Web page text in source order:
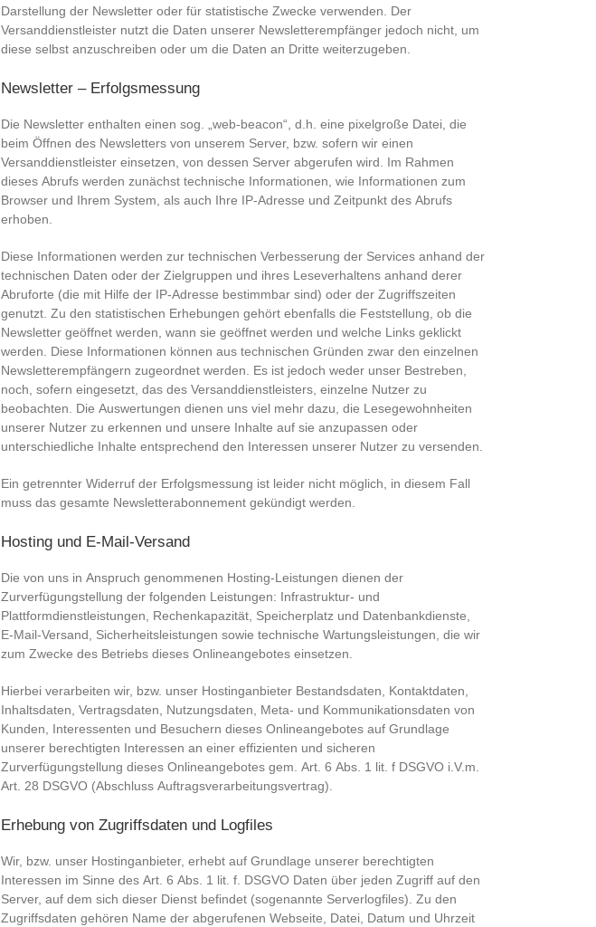
Darstellung der Newsletter oder für statistische Zwecke verwenden. Der
Versanddienstleister nutzt die Daten unserer Newsletterempfänger jedoch nicht, um
diese selbst anzuschreiben oder um die Daten an Dritte weiterzugeben.
Newsletter – Erfolgsmessung
Die Newsletter enthalten einen sog. „web-beacon“, d.h. eine pixelgroße Datei, die
beim Öffnen des Newsletters von unserem Server, bzw. sofern wir einen
Versanddienstleister einsetzen, von dessen Server abgerufen wird. Im Rahmen
dieses Abrufs werden zunächst technische Informationen, wie Informationen zum
Browser und Ihrem System, als auch Ihre IP-Adresse und Zeitpunkt des Abrufs
erhoben.
Diese Informationen werden zur technischen Verbesserung der Services anhand der
technischen Daten oder der Zielgruppen und ihres Leseverhaltens anhand derer
Abruforte (die mit Hilfe der IP-Adresse bestimmbar sind) oder der Zugriffszeiten
genutzt. Zu den statistischen Erhebungen gehört ebenfalls die Feststellung, ob die
Newsletter geöffnet werden, wann sie geöffnet werden und welche Links geklickt
werden. Diese Informationen können aus technischen Gründen zwar den einzelnen
Newsletterempfängern zugeordnet werden. Es ist jedoch weder unser Bestreben,
noch, sofern eingesetzt, das des Versanddienstleisters, einzelne Nutzer zu
beobachten. Die Auswertungen dienen uns viel mehr dazu, die Lesegewohnheiten
unserer Nutzer zu erkennen und unsere Inhalte auf sie anzupassen oder
unterschiedliche Inhalte entsprechend den Interessen unserer Nutzer zu versenden.
Ein getrennter Widerruf der Erfolgsmessung ist leider nicht möglich, in diesem Fall
muss das gesamte Newsletterabonnement gekündigt werden.
Hosting und E-Mail-Versand
Die von uns in Anspruch genommenen Hosting-Leistungen dienen der
Zurverfügungstellung der folgenden Leistungen: Infrastruktur- und
Plattformdienstleistungen, Rechenkapazität, Speicherplatz und Datenbankdienste,
E-Mail-Versand, Sicherheitsleistungen sowie technische Wartungsleistungen, die wir
zum Zwecke des Betriebs dieses Onlineangebotes einsetzen.
Hierbei verarbeiten wir, bzw. unser Hostinganbieter Bestandsdaten, Kontaktdaten,
Inhaltsdaten, Vertragsdaten, Nutzungsdaten, Meta- und Kommunikationsdaten von
Kunden, Interessenten und Besuchern dieses Onlineangebotes auf Grundlage
unserer berechtigten Interessen an einer effizienten und sicheren
Zurverfügungstellung dieses Onlineangebotes gem. Art. 6 Abs. 1 lit. f DSGVO i.V.m.
Art. 28 DSGVO (Abschluss Auftragsverarbeitungsvertrag).
Erhebung von Zugriffsdaten und Logfiles
Wir, bzw. unser Hostinganbieter, erhebt auf Grundlage unserer berechtigten
Interessen im Sinne des Art. 6 Abs. 1 lit. f. DSGVO Daten über jeden Zugriff auf den
Server, auf dem sich dieser Dienst befindet (sogenannte Serverlogfiles). Zu den
Zugriffsdaten gehören Name der abgerufenen Webseite, Datei, Datum und Uhrzeit